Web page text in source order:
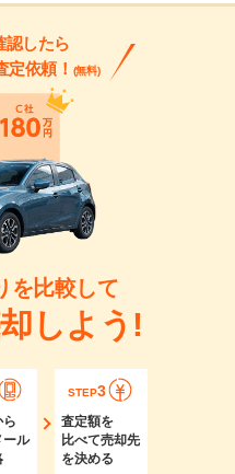
認したら
定依頼！ (無料)
を比較して
しよう!
ら
ール
STEP3
査定額を
比べて売却先
を決める